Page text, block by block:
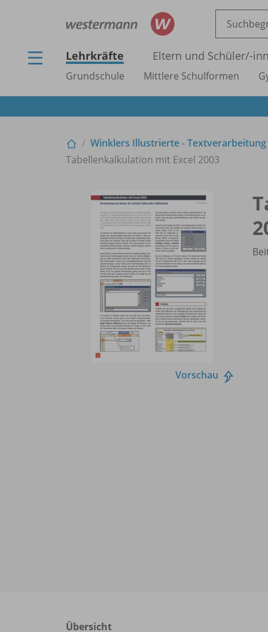
Lehrkräfte Eltern und Schüler/-
Grundschule Mittlere Schulformen
Winklers Illustrierte -
Tabellenkalkulation mit Excel 2003
Vorschau
Übersicht